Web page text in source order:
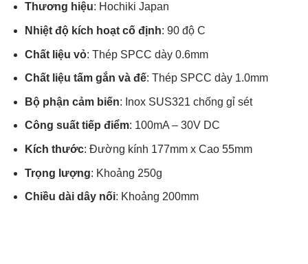
Thương hiệu: Hochiki Japan
Nhiệt độ kích hoạt cố định: 90 độ C
Chất liệu vỏ: Thép SPCC dày 0.6mm
Chất liệu tấm gắn và đế: Thép SPCC dày 1.0mm
Bộ phận cảm biến: Inox SUS321 chống gỉ sét
Công suất tiếp điểm: 100mA – 30V DC
Kích thước: Đường kính 177mm x Cao 55mm
Trọng lượng: Khoảng 250g
Chiều dài dây nối: Khoảng 200mm